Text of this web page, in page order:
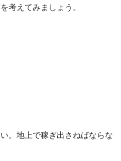
考えてみましょう。
。地上で稼ぎ出さねばならな